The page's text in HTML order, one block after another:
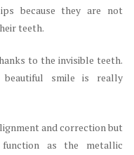
because they are not
teeth.
to the invisible teeth.
smile is really
and correction but
as the metallic